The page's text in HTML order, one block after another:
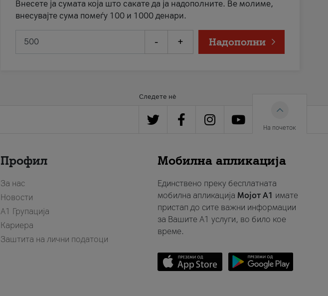
Внесете ја сумата која што сакате да ја надополните. Ве молиме,
внесувајте сума помеѓу 100 и 1000 денари.
- + Надополни
Следете нè
На почеток
Профил
За нас
Новости
А1 Групација
Кариера
Заштита на лични податоци
Мобилна апликација
Единствено преку бесплатната
мобилна апликација Мојот A1 имате
пристап до сите важни информации
за Вашите A1 услуги, во било кое
време.